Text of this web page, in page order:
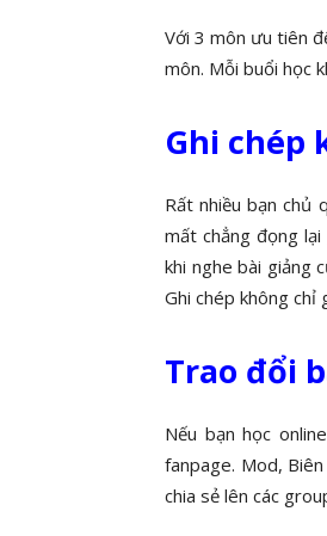
Với 3 môn ưu tiên
môn. Mỗi buổi học
Ghi chép
Rất nhiều bạn chủ
mất chẳng đọng
khi nghe bài giảng
Ghi chép không chỉ
Trao đổi
Nếu bạn học
fanpage. Mod,
chia sẻ lên các